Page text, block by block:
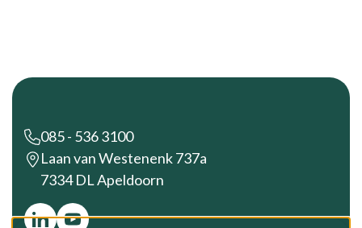
Footer
085 - 536 3100
Laan van Westenenk 737a
7334 DL Apeldoorn